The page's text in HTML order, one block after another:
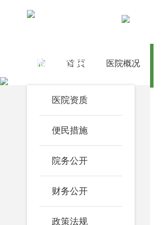
首 页 医院概况
院务公开
医院资质
便民措施
院务公开
财务公开
政策法规